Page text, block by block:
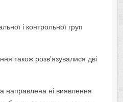
і контрольної груп
також розв’язувалися дві
направлена ні виявлення